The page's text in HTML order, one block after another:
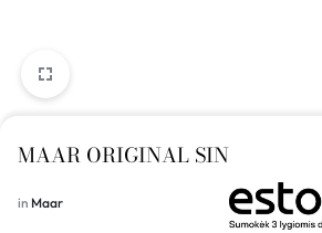
MAAR ORIGINAL SIN
in Maar